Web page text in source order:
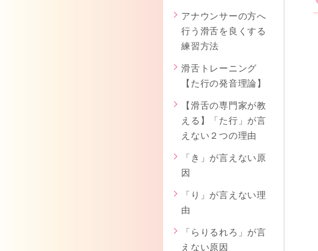
アナウンサーの方へ
行う滑舌を良くする
練習方法
滑舌トレーニング
【た行の発音理論】
【滑舌の専門家が教
える】「た行」が言
えない２つの理由
「き」が言えない原
因
「り」が言えない理
由
「らりるれろ」が言
えない原因